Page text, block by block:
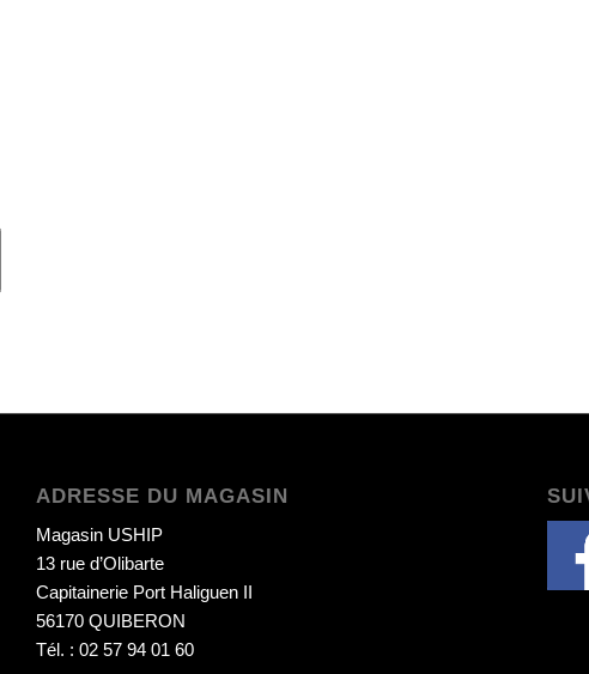
ADRESSE DU MAGASIN
Magasin USHIP
13 rue d’Olibarte
Capitainerie Port Haliguen II
56170 QUIBERON
Tél. : 02 57 94 01 60